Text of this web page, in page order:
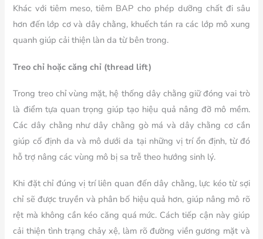
Khác với tiêm meso, tiêm BAP cho phép dưỡng chất đi sâu
hơn đến lớp cơ và dây chằng, khuếch tán ra các lớp mô xung
quanh giúp cải thiện làn da từ bên trong.
Treo chỉ hoặc căng chỉ (thread lift)
Trong treo chỉ vùng mặt, hệ thống dây chằng giữ đóng vai trò
là điểm tựa quan trọng giúp tạo hiệu quả nâng đỡ mô mềm.
Các dây chằng như dây chằng gò má và dây chằng cơ cắn
giúp cố định da và mô dưới da tại những vị trí ổn định, từ đó
hỗ trợ nâng các vùng mô bị sa trễ theo hướng sinh lý.
Khi đặt chỉ đúng vị trí liên quan đến dây chằng, lực kéo từ sợi
chỉ sẽ được truyền và phân bố hiệu quả hơn, giúp nâng mô rõ
rệt mà không cần kéo căng quá mức. Cách tiếp cận này giúp
cải thiện tình trạng chảy xệ, làm rõ đường viền gương mặt và